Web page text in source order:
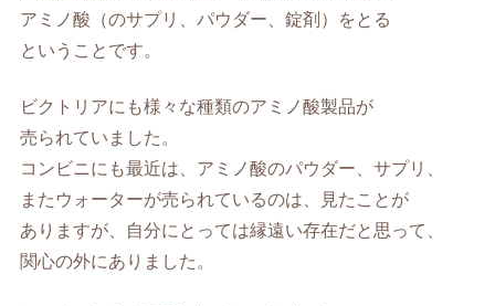
アミノ酸（のサプリ、パウダー、錠剤）をとる
ということです。
ビクトリアにも様々な種類のアミノ酸製品が
売られていました。
コンビニにも最近は、アミノ酸のパウダー、サプリ、
またウォーターが売られているのは、見たことが
ありますが、自分にとっては縁遠い存在だと思って、
関心の外にありました。